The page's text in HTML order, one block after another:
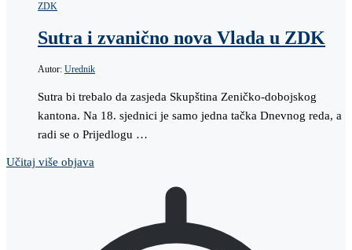
ZDK
Sutra i zvanično nova Vlada u ZDK
Autor: Urednik
Sutra bi trebalo da zasjeda Skupština Zeničko-dobojskog
kantona. Na 18. sjednici je samo jedna tačka Dnevnog reda, a
radi se o Prijedlogu …
Učitaj više objava